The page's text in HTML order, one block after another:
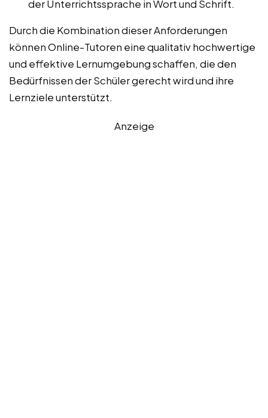
der Unterrichtssprache in Wort und Schrift.
Durch die Kombination dieser Anforderungen
können Online-Tutoren eine qualitativ hochwertige
und effektive Lernumgebung schaffen, die den
Bedürfnissen der Schüler gerecht wird und ihre
Lernziele unterstützt.
Anzeige